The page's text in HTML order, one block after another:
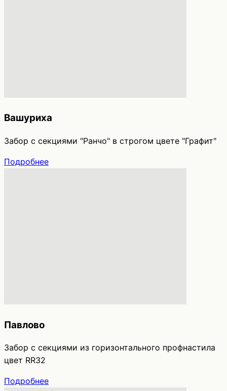
Вашуриха
Забор с секциями "Ранчо" в строгом цвете "Графит"
Подробнее
Павлово
Забор с секциями из горизонтального профнастила
цвет RR32
Подробнее